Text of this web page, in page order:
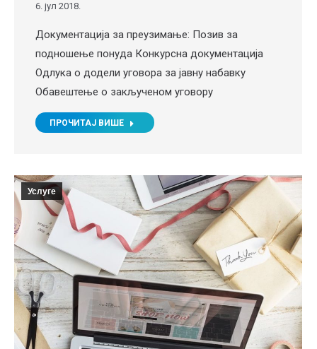
6. јул 2018.
Документација за преузимање: Позив за
подношење понуда Конкурсна документација
Одлука о додели уговора за јавну набавку
Обавештење о закљученом уговору
ПРОЧИТАЈ ВИШЕ
Услуге